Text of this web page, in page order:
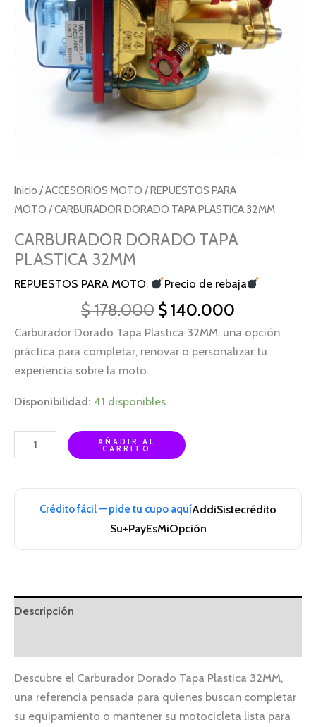
Inicio /ACCESORIOS MOTO /REPUESTOS PARA
MOTO / CARBURADOR DORADO TAPA PLASTICA 32MM
CARBURADOR DORADO TAPA
PLASTICA 32MM
REPUESTOS PARA MOTO, Precio de rebaja
$178.000 $140.000
Carburador Dorado Tapa Plastica 32MM: una opción
práctica para completar, renovar o personalizar tu
experiencia sobre la moto.
Disponibilidad: 41 disponibles
AÑADIR AL
CARRITO
Crédito fácil — pide tu cupo aquíAddiSistecrédito
Su+PayEsMiOpción
Descripción
Descubre el Carburador Dorado Tapa Plastica 32MM,
una referencia pensada para quienes buscan completar
su equipamiento o mantener su motocicleta lista para